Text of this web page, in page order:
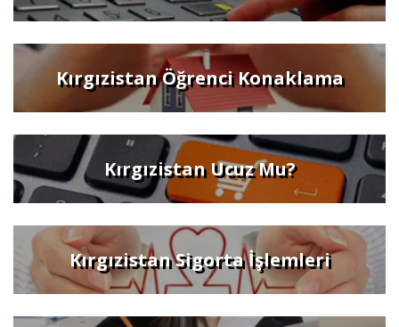
Kırgızistan Öğrenci Konaklama
Kırgızistan Ucuz Mu?
Kırgızistan Sigorta İşlemleri